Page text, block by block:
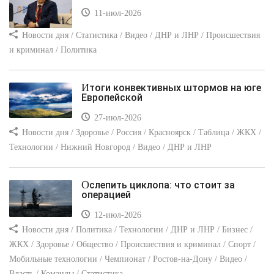
11-июл-2026
Новости дня / Статистика / Видео / ДНР и ЛНР / Происшествия
и криминал / Политика
Итоги конвективных штормов на юге
Европейской
27-июл-2026
Новости дня / Здоровье / Россия / Красноярск / Таблица / ЖКХ /
Технологии / Нижний Новгород / Видео / ДНР и ЛНР
Ослепить циклопа: что стоит за
операцией
12-июл-2026
Новости дня / Политика / Технологии / ДНР и ЛНР / Бизнес /
ЖКХ / Здоровье / Общество / Происшествия и криминал / Спорт /
Мобильные технологии / Чемпионат / Ростов-на-Дону / Видео /